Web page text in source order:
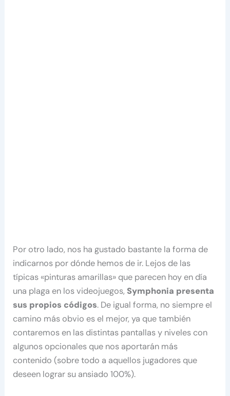
Por otro lado, nos ha gustado bastante la forma de
indicarnos por dónde hemos de ir. Lejos de las
típicas «pinturas amarillas» que parecen hoy en día
una plaga en los videojuegos, Symphonia presenta
sus propios códigos. De igual forma, no siempre el
camino más obvio es el mejor, ya que también
contaremos en las distintas pantallas y niveles con
algunos opcionales que nos aportarán más
contenido (sobre todo a aquellos jugadores que
deseen lograr su ansiado 100%).